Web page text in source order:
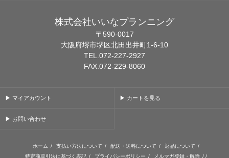
株式会社いいなプランニング
〒590-0017
大阪府堺市堺区北田出井町1-6-10
TEL.072-227-2927
FAX.072-229-8060
▶ マイアカウント ▶ カートを見る
▶ お問い合わせ
ホーム / 支払い方法について / 配送・送料について / 返品について /
特定商取引法に基づく表記 / プライバシーポリシー / メルマガ登録・解除 / /